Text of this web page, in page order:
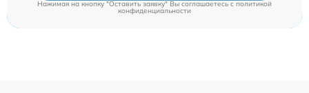
Нажимая на кнопку "Оставить заявку" Вы соглашаетесь c политикой
конфиденциальности